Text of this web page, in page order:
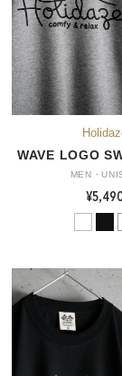
WAVE LOGO
MEN・